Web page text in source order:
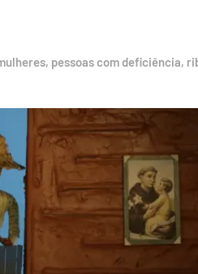
pessoas com deficiência,